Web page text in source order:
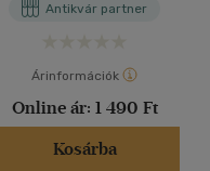
Antikvár partner
Árinformációk
Online ár: 1 490 Ft
Kosárba